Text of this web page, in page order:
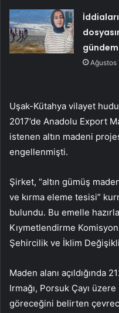
Ağustos
Uşak-Kütahya vilayet
2017’de Anadolu Export
istenen altın madeni
engellenmişti.
Şirket, “altın gümüş
ve kırma eleme tesisi”
bulundu. Bu emelle
Kıymetlendirme
Şehircilik ve İklim
Maden alanı açıldığında
Irmağı, Porsuk Çayı
göreceğini belirten